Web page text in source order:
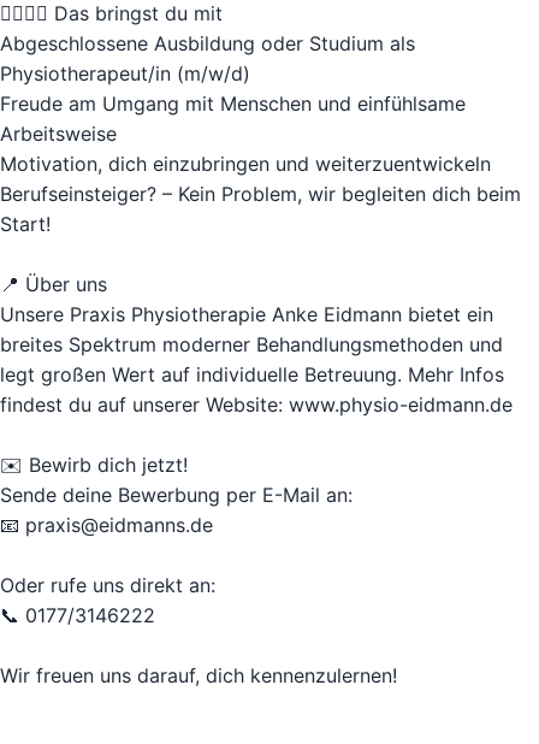
👩‍⚕️👨‍⚕️ Das bringst du mit
Abgeschlossene Ausbildung oder Studium als
Physiotherapeut/in (m/w/d)
Freude am Umgang mit Menschen und einfühlsame
Arbeitsweise
Motivation, dich einzubringen und weiterzuentwickeln
Berufseinsteiger? – Kein Problem, wir begleiten dich beim
Start!
📍 Über uns
Unsere Praxis Physiotherapie Anke Eidmann bietet ein
breites Spektrum moderner Behandlungsmethoden und
legt großen Wert auf individuelle Betreuung. Mehr Infos
findest du auf unserer Website: www.physio-eidmann.de
✉️ Bewirb dich jetzt!
Sende deine Bewerbung per E-Mail an:
📧 praxis@eidmanns.de
Oder rufe uns direkt an:
📞 0177/3146222
Wir freuen uns darauf, dich kennenzulernen!